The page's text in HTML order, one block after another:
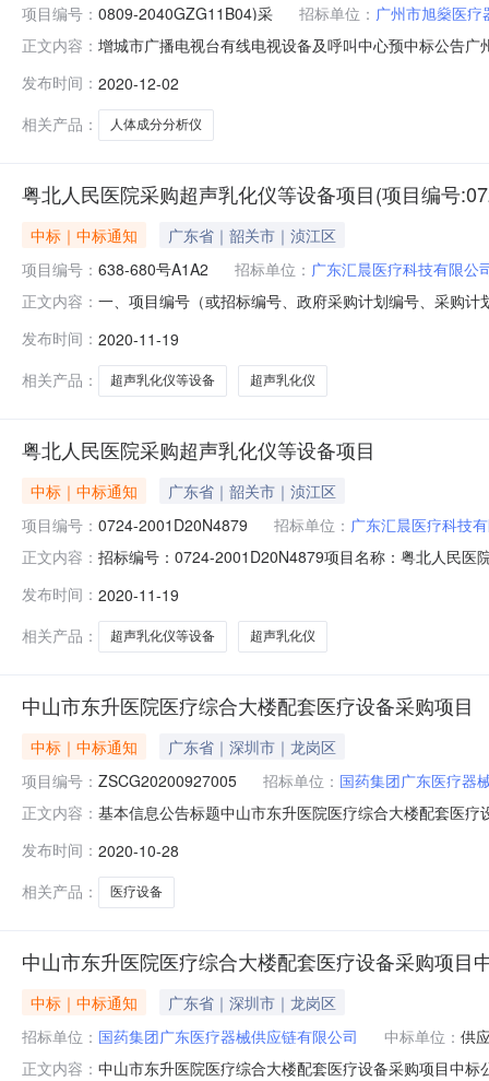
项目编号： 0809-2040GZG11B04)采 招标单位： 广州市旭燊医疗
正文内容： 增城市广播电视台有线电视设备及呼叫中心预中标公告
2040GZG11B04二、采购项目名称：人体成分分析仪三
发布时间： 2020-12-02
相关产品：
人体成分分析仪
粤北人民医院采购超声乳化仪等设备项目(项目编号
中标｜中标通知
广东省｜韶关市｜浈江区
项目编号： 638-680号A1A2 招标单位： 广东汇晨医疗科技有限公
正文内容： 一、项目编号（或招标编号、政府采购计划编号、采购
包1。四、主要标的信息货物类序号标的名称品牌（如有
发布时间： 2020-11-19
相关产品：
超声乳化仪等设备 超声乳化仪
粤北人民医院采购超声乳化仪等设备项目
中标｜中标通知
广东省｜韶关市｜浈江区
项目编号： 0724-2001D20N4879 招标单位： 广东汇晨医疗科技
正文内容： 招标编号：0724-2001D20N4879项目名称：粤北人民
编号：0724-2001D20N4879）中
发布时间： 2020-11-19
相关产品：
超声乳化仪等设备 超声乳化仪
中山市东升医院医疗综合大楼配套医疗设备采购项目
中标｜中标通知
广东省｜深圳市｜龙岗区
项目编号： ZSCG20200927005 招标单位： 国药集团广东医疗器
正文内容： 基本信息公告标题中山市东升医院医疗综合大楼配套医
目中标（成交）供应商代码91442000MA4WE8M52L;中
发布时间： 2020-10-28
相关产品：
医疗设备
中山市东升医院医疗综合大楼配套医疗设备采购项目
中标｜中标通知
广东省｜深圳市｜龙岗区
招标单位： 国药集团广东医疗器械供应链有限公司 中标单位： 供
正文内容： 中山市东升医院医疗综合大楼配套医疗设备采购项目中